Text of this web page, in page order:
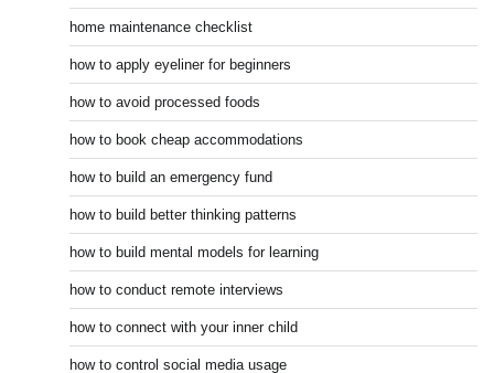
home maintenance checklist
how to apply eyeliner for beginners
how to avoid processed foods
how to book cheap accommodations
how to build an emergency fund
how to build better thinking patterns
how to build mental models for learning
how to conduct remote interviews
how to connect with your inner child
how to control social media usage